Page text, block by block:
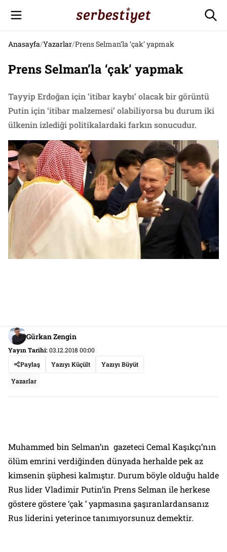
Anasayfa/Yazarlar/Prens Selman’la ‘çak’ yapmak
Prens Selman’la ‘çak’ yapmak
Tayyip Erdoğan için ‘itibar kaybı’ olacak bir görüntü
Putin için ‘itibar malzemesi’ olabiliyorsa bu durum iki
ülkenin izlediği politikalardaki farkın sonucudur.
Gürkan Zengin
Yayın Tarihi:03.12.2018 00:00
Paylaş
Yazıyı Küçült Yazıyı Büyüt
Yazarlar
Muhammed bin Selman’ın gazeteci Cemal Kaşıkçı’nın
ölüm emrini verdiğinden dünyada herhalde pek az
kimsenin şüphesi kalmıştır. Durum böyle olduğu halde
Rus lider Vladimir Putin’in Prens Selman ile herkese
göstere göstere ‘çak ’ yapmasına şaşıranlardansanız
Rus liderini yeterince tanımıyorsunuz demektir.